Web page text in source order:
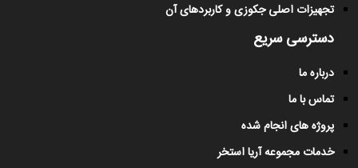
تجهیزات اصلی جکوزی و کاربردهای آن
دسترسی سریع
درباره ما
تماس با ما
پروژه های انجام شده
خدمات مجموعه آریا استخر